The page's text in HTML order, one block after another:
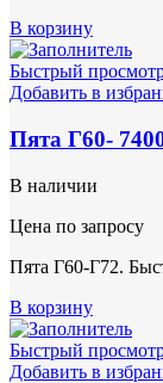
В корзину
Быстрый
Добавить в
Пята Г60-
В наличии
Цена по запросу
Пята Г60-Г72.
В корзину
Быстрый
Добавить в